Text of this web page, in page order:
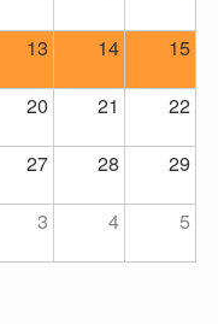
13 14
15
20 21
22
27 28
29
3 4 5